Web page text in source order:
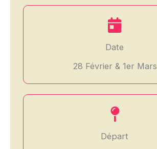
Date
28 Février & 1er Mars
Départ